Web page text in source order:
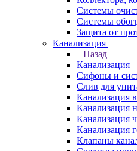
Системы
Системы
Защита от
Канализация
Назад
Канализация
Сифоны и
Слив для
Канализация
Канализация
Канализация
Канализация
Клапаны